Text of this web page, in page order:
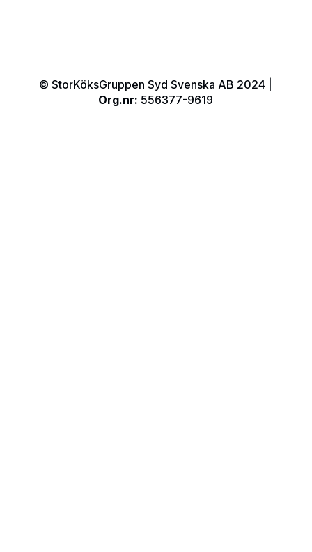
© StorKöksGruppen Syd Svenska AB 2024 |
Org.nr: 556377-9619